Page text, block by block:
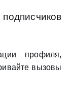
профиля,
вызовы